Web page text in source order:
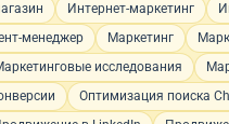
Интернет-маркетинг
менеджер Маркетинг
исследования
Оптимизация поиска